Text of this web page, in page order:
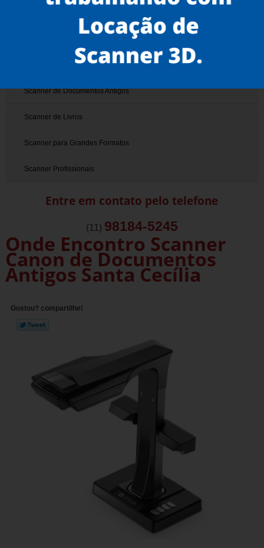
Scanner de Documentos
Scanner de Documentos Antigos
Scanner de Livros
Scanner para Grandes Formatos
Scanner Profissionais
Entre em contato pelo telefone
(11) 98184-5245
Onde Encontro Scanner
Canon de Documentos
Antigos Santa Cecília
Gostou? compartilhe!